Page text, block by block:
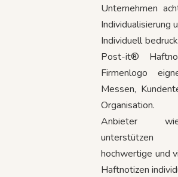
Unternehmen
Individualisierung
Individuell
Post-it®
Firmenlogo
Messen,
Organisation.
Anbieter
hochwertige und
Haftnotizen